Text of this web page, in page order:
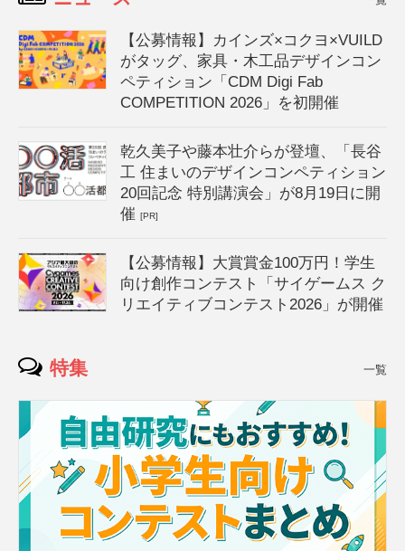
【公募情報】カインズ×コクヨ×VUILD
がタッグ、家具・木工品デザインコン
ペティション「CDM Digi Fab
COMPETITION 2026」を初開催
乾久美子や藤本壮介らが登壇、「長谷
工 住まいのデザインコンペティション
20回記念 特別講演会」が8月19日に開
催[PR]
【公募情報】大賞賞金100万円！学生
向け創作コンテスト「サイゲームス ク
リエイティブコンテスト2026」が開催
特集 一覧